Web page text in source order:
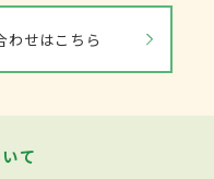
わせはこちら
て